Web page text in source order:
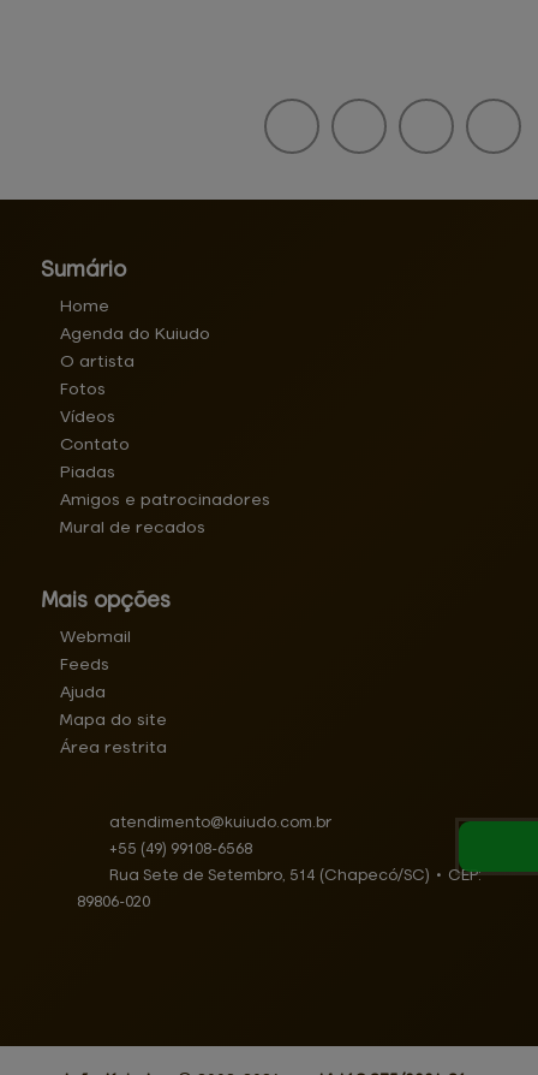
Sumário
Home
Agenda do Kuiudo
O artista
Fotos
Vídeos
Contato
Piadas
Amigos e patrocinadores
Mural de recados
Mais opções
Webmail
Feeds
Ajuda
Mapa do site
Área restrita
atendimento@ kuiudo.com.br
+55 (49) 99108-6568
Rua Sete de Setembro, 514 (Chapecó/SC) • CEP:
89806-020